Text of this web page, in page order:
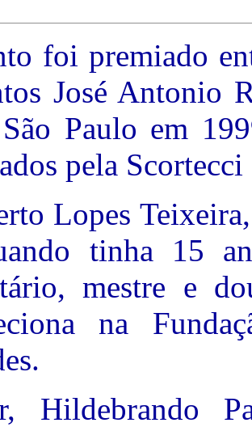
foi premiado
José Antonio
Paulo em
pela
Lopes
tinha 15
mestre e
na
Hildebrando